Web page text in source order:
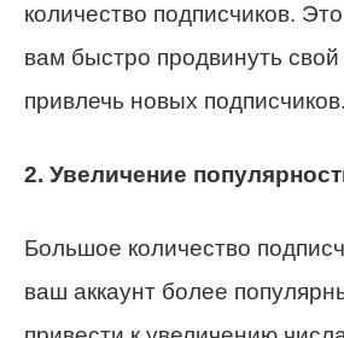
количество подписчиков.
вам быстро продвинуть свой
привлечь новых подписчиков.
2. Увеличение
Большое количество
ваш аккаунт более